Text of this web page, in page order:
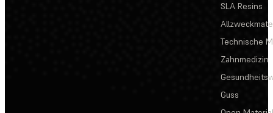
SLA Resins
Technische
Zahnmedizin
Guss